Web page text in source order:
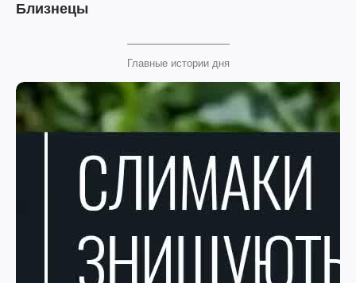
Близнецы
Главные истории дня